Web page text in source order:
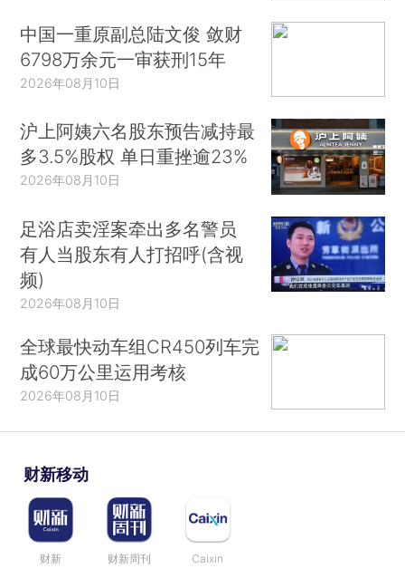
中国一重原副总陆文俊 敛财
6798万余元一审获刑15年
2026年08月10日
沪上阿姨六名股东预告减持最
多3.5%股权 单日重挫逾23%
2026年08月10日
足浴店卖淫案牵出多名警员
有人当股东有人打招呼(含视
频)
2026年08月10日
全球最快动车组CR450列车完
成60万公里运用考核
2026年08月10日
财新移动
财新 财新周刊 Caixin